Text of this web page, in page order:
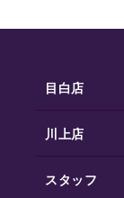
目白店
川上店
スタッフ